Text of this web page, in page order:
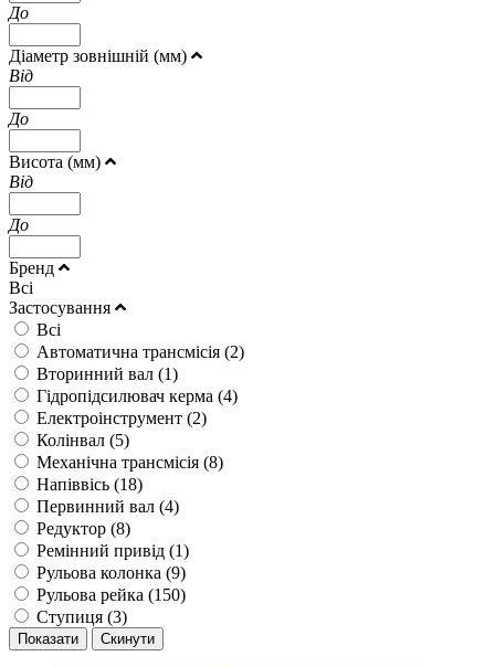
До
Діаметр зовнішній (мм)
Від
До
Висота (мм)
Від
До
Бренд
Всі
Застосування
Всі
Автоматична трансмісія (2)
Вторинний вал (1)
Гідропідсилювач керма (4)
Електроінструмент (2)
Колінвал (5)
Механічна трансмісія (8)
Напіввісь (18)
Первинний вал (4)
Редуктор (8)
Ремінний привід (1)
Рульова колонка (9)
Рульова рейка (150)
Ступиця (3)